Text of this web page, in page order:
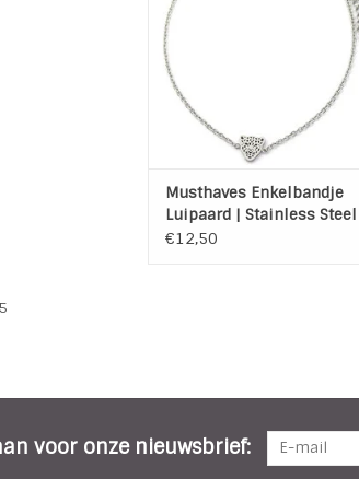
TOEVOEGEN AAN WINKELWAGEN
Musthaves Enkelbandje
Luipaard | Stainless Steel
| Zilver
€12,50
voor onze nieuwsbrief: